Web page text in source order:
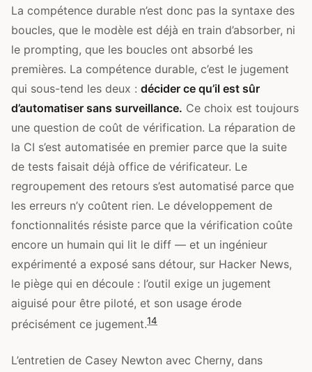
La compétence durable n’est donc pas la syntaxe des
boucles, que le modèle est déjà en train d’absorber, ni
le prompting, que les boucles ont absorbé les
premières. La compétence durable, c’est le jugement
qui sous-tend les deux : décider ce qu’il est sûr
d’automatiser sans surveillance. Ce choix est toujours
une question de coût de vérification. La réparation de
la CI s’est automatisée en premier parce que la suite
de tests faisait déjà office de vérificateur. Le
regroupement des retours s’est automatisé parce que
les erreurs n’y coûtent rien. Le développement de
fonctionnalités résiste parce que la vérification coûte
encore un humain qui lit le diff — et un ingénieur
expérimenté a exposé sans détour, sur Hacker News,
le piège qui en découle : l’outil exige un jugement
aiguisé pour être piloté, et son usage érode
précisément ce jugement.14
L’entretien de Casey Newton avec Cherny, dans